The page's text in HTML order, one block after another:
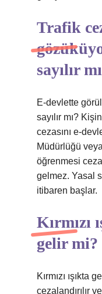
Trafik
sayılır
E-devlette
sayılır mı?
cezasını e-
Müdürlüğü
öğrenmesi
gelmez. Yasal
itibaren başlar.
Kırmızı
gelir mi?
Kırmızı ışıkta
cezalandırılır